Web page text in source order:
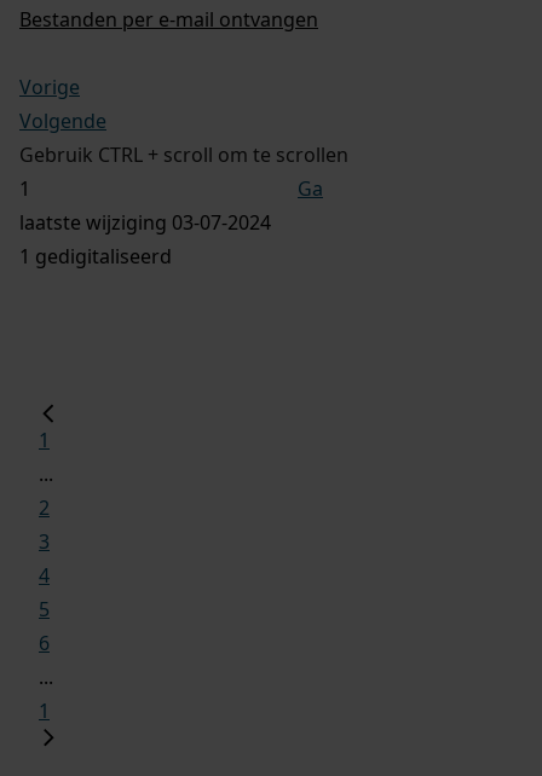
Bestanden per e-mail ontvangen
Vorige
Volgende
Gebruik CTRL + scroll om te scrollen
Ga
laatste wijziging 03-07-2024
1 gedigitaliseerd
1
...
2
3
4
5
6
...
1